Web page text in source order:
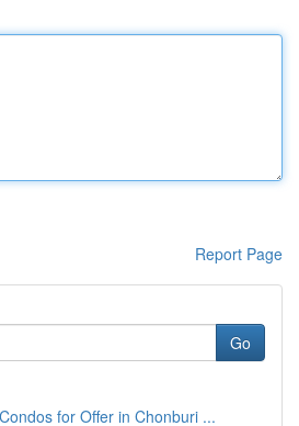
Report Page
Go
for Offer in Chonburi ...